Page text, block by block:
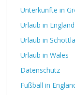
Unterkünfte in
Urlaub in England
Urlaub in
Urlaub in Wales
Datenschutz
Fußball in